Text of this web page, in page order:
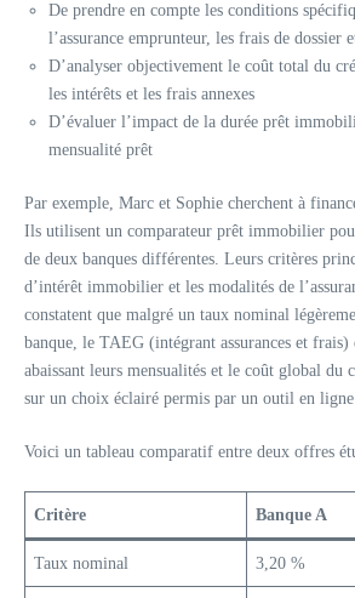
De prendre en compte les conditions
l’assurance emprunteur, les frais de dossier
D’analyser objectivement le coût total du
les intérêts et les frais annexes
D’évaluer l’impact de la durée prêt
mensualité prêt
Par exemple, Marc et Sophie cherchent à
Ils utilisent un comparateur prêt immobilier
de deux banques différentes. Leurs critères
d’intérêt immobilier et les modalités de
constatent que malgré un taux nominal
banque, le TAEG (intégrant assurances et frais)
abaissant leurs mensualités et le coût global du
sur un choix éclairé permis par un outil en
Voici un tableau comparatif entre deux offres
Critère Banque A
Taux nominal 3,20 %